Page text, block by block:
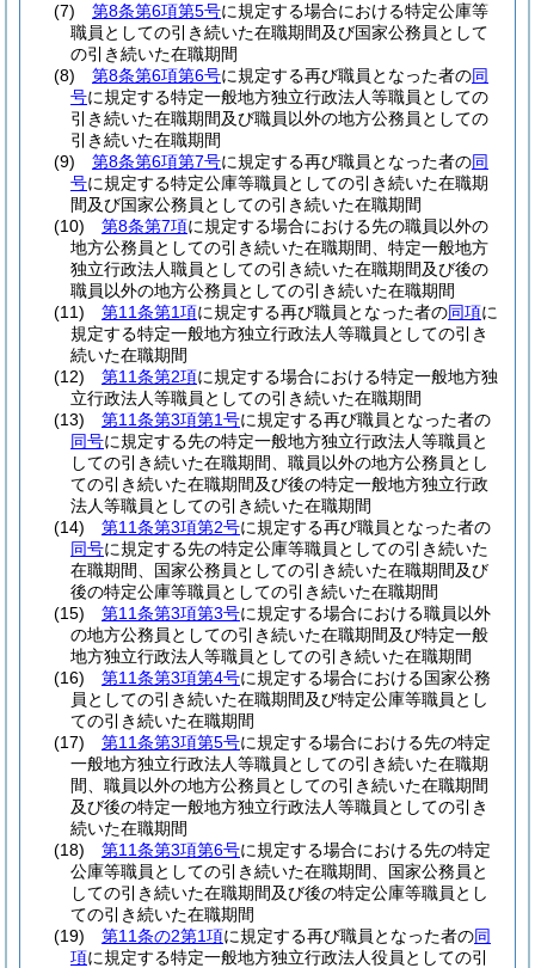
(7)
第8条第6項第5号に規定する場合における特定公庫等
職員としての引き続いた在職期間及び国家公務員として
の引き続いた在職期間
(8)
第8条第6項第6号に規定する再び職員となった者の同
号に規定する特定一般地方独立行政法人等職員としての
引き続いた在職期間及び職員以外の地方公務員としての
引き続いた在職期間
(9)
第8条第6項第7号に規定する再び職員となった者の同
号に規定する特定公庫等職員としての引き続いた在職期
間及び国家公務員としての引き続いた在職期間
(10)
第8条第7項に規定する場合における先の職員以外の
地方公務員としての引き続いた在職期間、特定一般地方
独立行政法人職員としての引き続いた在職期間及び後の
職員以外の地方公務員としての引き続いた在職期間
(11)
第11条第1項に規定する再び職員となった者の同項に
規定する特定一般地方独立行政法人等職員としての引き
続いた在職期間
(12)
第11条第2項に規定する場合における特定一般地方独
立行政法人等職員としての引き続いた在職期間
(13)
第11条第3項第1号に規定する再び職員となった者の
同号に規定する先の特定一般地方独立行政法人等職員と
しての引き続いた在職期間、職員以外の地方公務員とし
ての引き続いた在職期間及び後の特定一般地方独立行政
法人等職員としての引き続いた在職期間
(14)
第11条第3項第2号に規定する再び職員となった者の
同号に規定する先の特定公庫等職員としての引き続いた
在職期間、国家公務員としての引き続いた在職期間及び
後の特定公庫等職員としての引き続いた在職期間
(15)
第11条第3項第3号に規定する場合における職員以外
の地方公務員としての引き続いた在職期間及び特定一般
地方独立行政法人等職員としての引き続いた在職期間
(16)
第11条第3項第4号に規定する場合における国家公務
員としての引き続いた在職期間及び特定公庫等職員とし
ての引き続いた在職期間
(17)
第11条第3項第5号に規定する場合における先の特定
一般地方独立行政法人等職員としての引き続いた在職期
間、職員以外の地方公務員としての引き続いた在職期間
及び後の特定一般地方独立行政法人等職員としての引き
続いた在職期間
(18)
第11条第3項第6号に規定する場合における先の特定
公庫等職員としての引き続いた在職期間、国家公務員と
しての引き続いた在職期間及び後の特定公庫等職員とし
ての引き続いた在職期間
(19)
第11条の2第1項に規定する再び職員となった者の同
項に規定する特定一般地方独立行政法人役員としての引